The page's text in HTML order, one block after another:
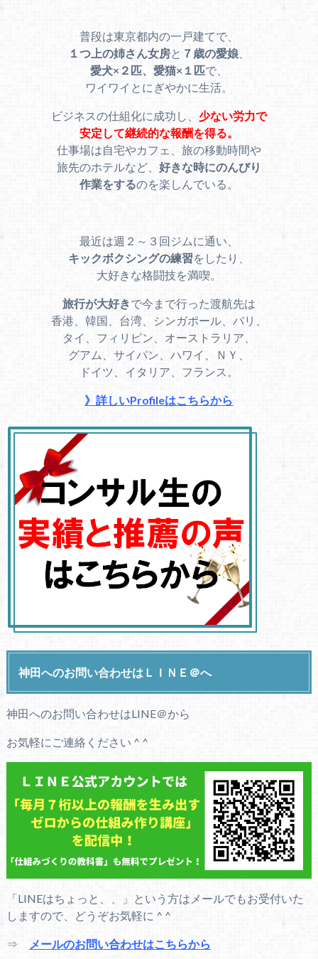
普段は東京都内の一戸建てで、
１つ上の姉さん女房と ７歳の愛娘、
愛犬×２匹、愛猫×１匹で、
ワイワイとにぎやかに生活。
ビジネスの仕組化に成功し、 少ない労力で
安定して継続的な報酬を得る。
仕事場は自宅やカフェ、旅の移動時間や
旅先のホテルなど、 好きな時にのんびり
作業をするのを楽しんでいる。
最近は週２～３回ジムに通い、
キックボクシングの練習をしたり、
大好きな格闘技を満喫。
旅行が大好きで今まで行った渡航先は
香港、韓国、台湾、シンガポール、バリ、
タイ、フィリピン、オーストラリア、
グアム、サイパン、ハワイ、ＮＹ、
ドイツ、イタリア、フランス。
》詳しいProfileはこちらから
神田へのお問い合わせはＬＩＮＥ＠へ
神田へのお問い合わせはLINE＠から
お気軽にご連絡ください ^ ^
「LINEはちょっと、、」という方はメールでもお受付いた
しますので、どうぞお気軽に ^ ^
⇒ メールのお問い合わせはこちらから